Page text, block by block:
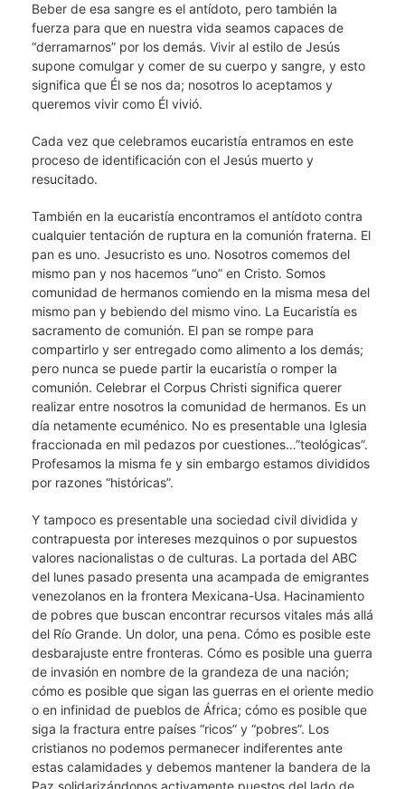
Beber de esa sangre es el antídoto, pero también la
fuerza para que en nuestra vida seamos capaces de
“derramarnos” por los demás. Vivir al estilo de Jesús
supone comulgar y comer de su cuerpo y sangre, y esto
significa que Él se nos da; nosotros lo aceptamos y
queremos vivir como Él vivió.
Cada vez que celebramos eucaristía entramos en este
proceso de identificación con el Jesús muerto y
resucitado.
También en la eucaristía encontramos el antídoto contra
cualquier tentación de ruptura en la comunión fraterna. El
pan es uno. Jesucristo es uno. Nosotros comemos del
mismo pan y nos hacemos “uno” en Cristo. Somos
comunidad de hermanos comiendo en la misma mesa del
mismo pan y bebiendo del mismo vino. La Eucaristía es
sacramento de comunión. El pan se rompe para
compartirlo y ser entregado como alimento a los demás;
pero nunca se puede partir la eucaristía o romper la
comunión. Celebrar el Corpus Christi significa querer
realizar entre nosotros la comunidad de hermanos. Es un
día netamente ecuménico. No es presentable una Iglesia
fraccionada en mil pedazos por cuestiones…”teológicas”.
Profesamos la misma fe y sin embargo estamos divididos
por razones “históricas”.
Y tampoco es presentable una sociedad civil dividida y
contrapuesta por intereses mezquinos o por supuestos
valores nacionalistas o de culturas. La portada del ABC
del lunes pasado presenta una acampada de emigrantes
venezolanos en la frontera Mexicana-Usa. Hacinamiento
de pobres que buscan encontrar recursos vitales más allá
del Río Grande. Un dolor, una pena. Cómo es posible este
desbarajuste entre fronteras. Cómo es posible una guerra
de invasión en nombre de la grandeza de una nación;
cómo es posible que sigan las guerras en el oriente medio
o en infinidad de pueblos de África; cómo es posible que
siga la fractura entre países “ricos” y “pobres”. Los
cristianos no podemos permanecer indiferentes ante
estas calamidades y debemos mantener la bandera de la
Paz solidarizándonos activamente puestos del lado de